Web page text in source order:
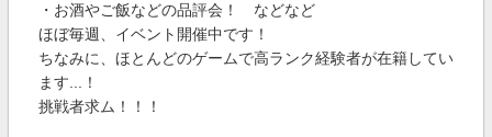
・お酒やご飯などの品評会！ などなど
ほぼ毎週、イベント開催中です！
ちなみに、ほとんどのゲームで高ランク経験者が在籍してい
ます...！
挑戦者求ム！！！